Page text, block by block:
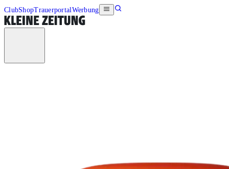
ClubShopTrauerportalWerbung